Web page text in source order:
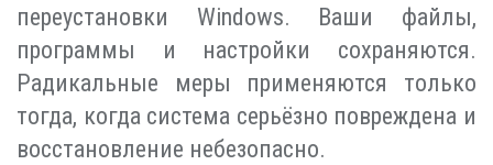
переустановки Windows. Ваши файлы,
программы и настройки сохраняются.
Радикальные меры применяются только
тогда, когда система серьёзно повреждена и
восстановление небезопасно.